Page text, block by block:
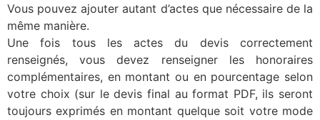
Vous pouvez ajouter autant d’actes que nécessaire de la
même manière.
Une fois tous les actes du devis correctement
renseignés, vous devez renseigner les honoraires
complémentaires, en montant ou en pourcentage selon
votre choix (sur le devis final au format PDF, ils seront
toujours exprimés en montant quelque soit votre mode